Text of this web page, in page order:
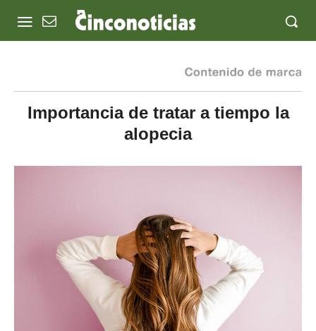
Importancia de tratar a tiempo la
alopecia